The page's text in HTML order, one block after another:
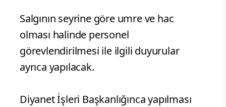
Salgının seyrine göre umre ve hac
olması halinde personel
görevlendirilmesi ile ilgili duyurular
ayrıca yapılacak.
Diyanet İşleri Başkanlığınca yapılması